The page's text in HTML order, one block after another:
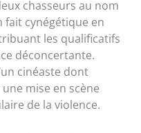
chasseurs au nom
fait cynégétique en
les qualificatifs
déconcertante.
cinéaste dont
mise en scène
de la violence.